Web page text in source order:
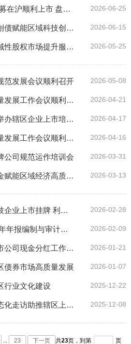
福建首单保租房REIT扩募在沪顺利上市 盘活存量资产落地见效 2026-06-25
厦门证监局积极推动科创债赋能区域科技创新和产业协同发展 2026-06-15
厦门证监局推动辖区区域性股权市场提升服务台企质效 2026-05-25
范发展会议顺利召开 2026-05-08
厦门辖区债券市场高质量发展工作会议顺利召开 2026-04-21
厦门证监局联合多部门举办辖区企业上市培育专题培训活动 2026-04-17
厦门辖区上市公司高质量发展工作会议顺利召开 2026-04-16
公司规范运作培训会 2026-03-31
厦门证监局推动私募基金赋能区域经济高质量发展 2026-03-13
厦门证监局积极支持科技企业上市挂牌 利用资本市场做优做强 2026-02-28
厦门辖区上市公司2025年年报编制与审计业务培训会成功举办 2026-02-09
厦门证监局推动辖区上市公司现金分红工作取得实效 2026-01-21
债券市场高质量发展 2026-01-07
行业文化建设 2025-12-22
厦门证监局持续开展常态化走访助推辖区上市公司高质量发展 2025-12-08
... 23 下一页 共23页， 到第 页